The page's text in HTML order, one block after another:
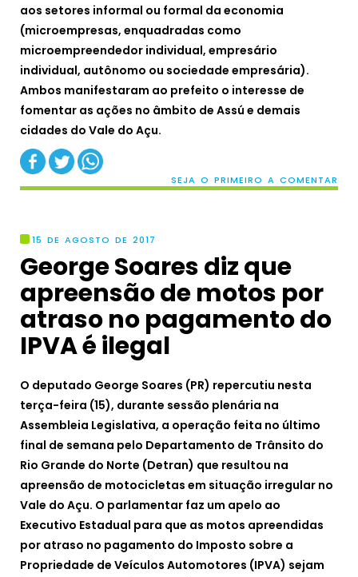
aos setores informal ou formal da economia
(microempresas, enquadradas como
microempreendedor individual, empresário
individual, autônomo ou sociedade empresária).
Ambos manifestaram ao prefeito o interesse de
fomentar as ações no âmbito de Assú e demais
cidades do Vale do Açu.
SEJA O PRIMEIRO A COMENTAR
15 DE AGOSTO DE 2017
George Soares diz que
apreensão de motos por
atraso no pagamento do
IPVA é ilegal
O deputado George Soares (PR) repercutiu nesta
terça-feira (15), durante sessão plenária na
Assembleia Legislativa, a operação feita no último
final de semana pelo Departamento de Trânsito do
Rio Grande do Norte (Detran) que resultou na
apreensão de motocicletas em situação irregular no
Vale do Açu. O parlamentar faz um apelo ao
Executivo Estadual para que as motos apreendidas
por atraso no pagamento do Imposto sobre a
Propriedade de Veículos Automotores (IPVA) sejam